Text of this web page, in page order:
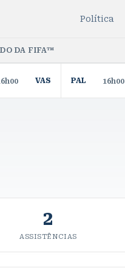
Política
DA FIFA™
VAS PAL 16h00
2
ASSISTÊNCIAS